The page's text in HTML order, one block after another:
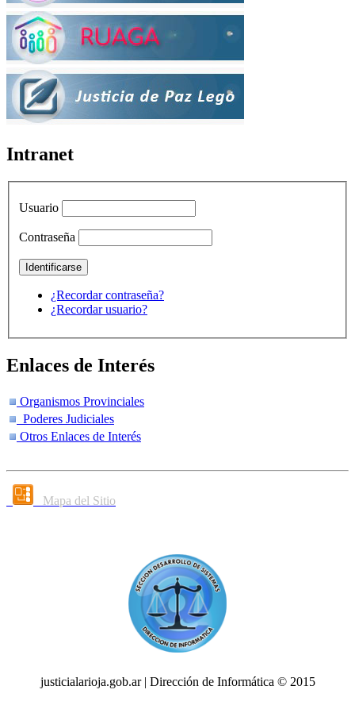
Intranet
Usuario
Contraseña
¿Recordar contraseña?
¿Recordar usuario?
Enlaces de Interés
Organismos Provinciales
Poderes Judiciales
Otros Enlaces de Interés
Mapa del Sitio
justicialarioja.gob.ar | Dirección de Informática © 2015